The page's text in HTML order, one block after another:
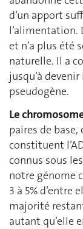
d’un apport
l’alimentation.
et n’a plus été
naturelle. Il a
jusqu’à
pseudogène.
Le
paires de
constituent
connus sous
notre génome
3 à 5% d’entre
majorité
autant qu’elle